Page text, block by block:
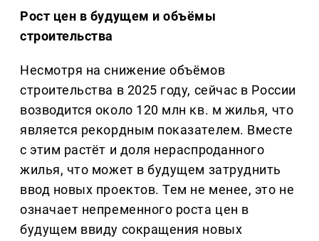
Рост цен в будущем и объёмы
строительства
Несмотря на снижение объёмов
строительства в 2025 году, сейчас в России
возводится около 120 млн кв. м жилья, что
является рекордным показателем. Вместе
с этим растёт и доля нераспроданного
жилья, что может в будущем затруднить
ввод новых проектов. Тем не менее, это не
означает непременного роста цен в
будущем ввиду сокращения новых